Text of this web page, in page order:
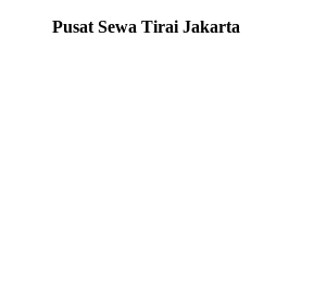
Pusat Sewa Tirai Jakarta